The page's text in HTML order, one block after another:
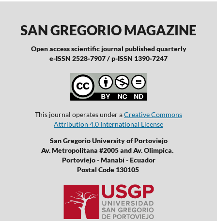
SAN GREGORIO MAGAZINE
Open access scientific journal published quarterly
e-ISSN 2528-7907 / p-ISSN 1390-7247
This journal operates under aCreative Commons
Attribution 4.0 International License
San Gregorio University of Portoviejo
Av. Metropolitana #2005 and Av. Olimpica.
Portoviejo - Manabí - Ecuador
Postal Code 130105